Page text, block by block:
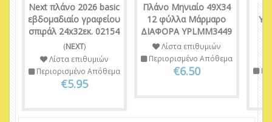
Next πλάνο 2026 basic
εβδομαδιαίο γραφείου
σπιράλ 24x32εκ. 02154
(NEXT)
Λίστα επιθυμιών
Περιορισμένο Απόθεμα
€5.95
Πλάνο Μηνιαίο 49Χ34
12 φύλλα Μάρμαρο
ΔΙΑΦΟΡΑ YPLMM3449
Λίστα επιθυμιών
Περιορισμένο Απόθεμα
€6.50